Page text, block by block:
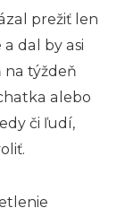
prežiť len
dal by asi
na týždeň
alebo
či ľudí,